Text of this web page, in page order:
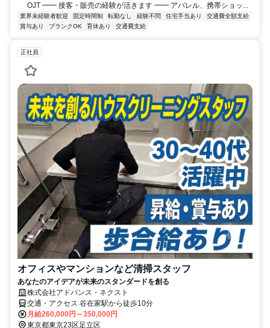
OJT ━━ 接客・販売の経験が活きます ━━ アパレル、携帯ショッ...
業界未経験者歓迎 固定時間制 転勤なし 経験不問 住宅手当あり
交通費全額支給
賞与あり
ブランクOK 育休あり 交通費支給
正社員
オフィスやマンションなど清掃スタッフ
あなたのアイデアが未来のスタンダードを創る
株式会社アドバンス・ネクスト
交通・アクセス 谷在家駅から徒歩10分
月給260,000円～350,000円
東京都東京23区足立区